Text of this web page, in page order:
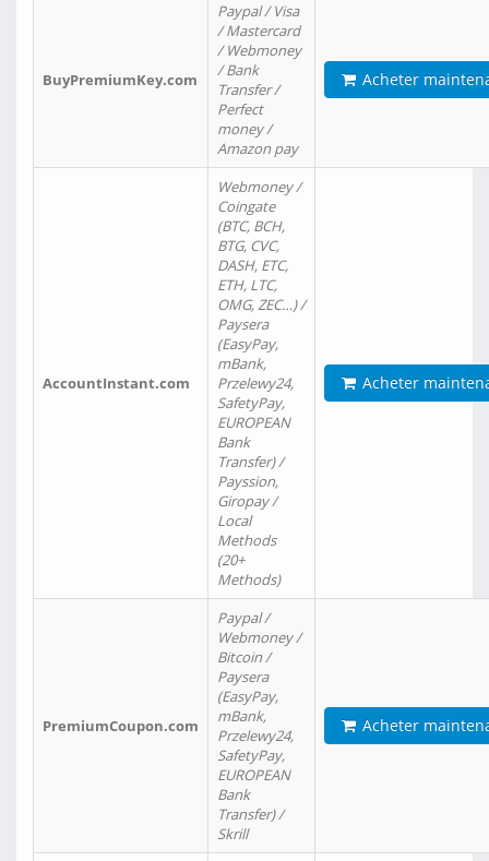
BuyPremiumKey.com
Paypal / Visa
/ Mastercard
/ Webmoney
/ Bank
Transfer /
Perfect
money /
Amazon pay
Acheter
AccountInstant.com
Webmoney /
Coingate
(BTC, BCH,
BTG, CVC,
DASH, ETC,
ETH, LTC,
OMG, ZEC…) /
Paysera
(EasyPay,
mBank,
Przelewy24,
SafetyPay,
EUROPEAN
Bank
Transfer) /
Payssion,
Giropay /
Local
Methods
(20+
Methods)
Acheter
PremiumCoupon.com
Paypal /
Webmoney /
Bitcoin /
Paysera
(EasyPay,
mBank,
Przelewy24,
SafetyPay,
EUROPEAN
Bank
Transfer) /
Skrill
Acheter